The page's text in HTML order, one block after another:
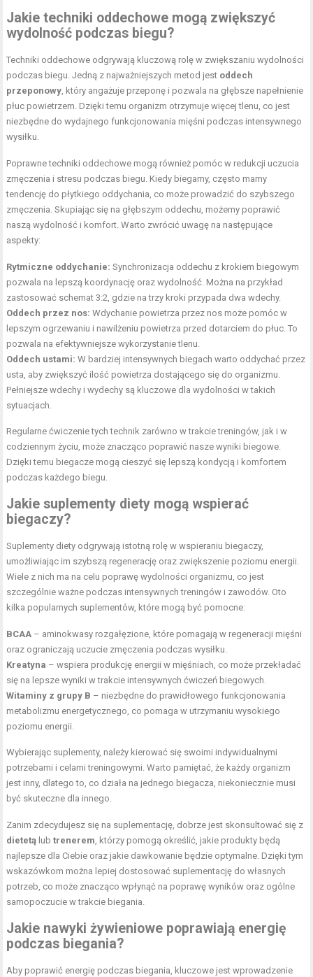
Jakie techniki oddechowe mogą zwiększyć
wydolność podczas biegu?
Techniki oddechowe odgrywają kluczową rolę w zwiększaniu wydolności
podczas biegu. Jedną z najważniejszych metod jest oddech
przeponowy, który angażuje przeponę i pozwala na głębsze napełnienie
płuc powietrzem. Dzięki temu organizm otrzymuje więcej tlenu, co jest
niezbędne do wydajnego funkcjonowania mięśni podczas intensywnego
wysiłku.
Poprawne techniki oddechowe mogą również pomóc w redukcji uczucia
zmęczenia i stresu podczas biegu. Kiedy biegamy, często mamy
tendencję do płytkiego oddychania, co może prowadzić do szybszego
zmęczenia. Skupiając się na głębszym oddechu, możemy poprawić
naszą wydolność i komfort. Warto zwrócić uwagę na następujące
aspekty:
Rytmiczne oddychanie: Synchronizacja oddechu z krokiem biegowym
pozwala na lepszą koordynację oraz wydolność. Można na przykład
zastosować schemat 3:2, gdzie na trzy kroki przypada dwa wdechy.
Oddech przez nos: Wdychanie powietrza przez nos może pomóc w
lepszym ogrzewaniu i nawilżeniu powietrza przed dotarciem do płuc. To
pozwala na efektywniejsze wykorzystanie tlenu.
Oddech ustami: W bardziej intensywnych biegach warto oddychać przez
usta, aby zwiększyć ilość powietrza dostającego się do organizmu.
Pełniejsze wdechy i wydechy są kluczowe dla wydolności w takich
sytuacjach.
Regularne ćwiczenie tych technik zarówno w trakcie treningów, jak i w
codziennym życiu, może znacząco poprawić nasze wyniki biegowe.
Dzięki temu biegacze mogą cieszyć się lepszą kondycją i komfortem
podczas każdego biegu.
Jakie suplementy diety mogą wspierać
biegaczy?
Suplementy diety odgrywają istotną rolę w wspieraniu biegaczy,
umożliwiając im szybszą regenerację oraz zwiększenie poziomu energii.
Wiele z nich ma na celu poprawę wydolności organizmu, co jest
szczególnie ważne podczas intensywnych treningów i zawodów. Oto
kilka popularnych suplementów, które mogą być pomocne:
BCAA – aminokwasy rozgałęzione, które pomagają w regeneracji mięśni
oraz ograniczają uczucie zmęczenia podczas wysiłku.
Kreatyna – wspiera produkcję energii w mięśniach, co może przekładać
się na lepsze wyniki w trakcie intensywnych ćwiczeń biegowych.
Witaminy z grupy B – niezbędne do prawidłowego funkcjonowania
metabolizmu energetycznego, co pomaga w utrzymaniu wysokiego
poziomu energii.
Wybierając suplementy, należy kierować się swoimi indywidualnymi
potrzebami i celami treningowymi. Warto pamiętać, że każdy organizm
jest inny, dlatego to, co działa na jednego biegacza, niekoniecznie musi
być skuteczne dla innego.
Zanim zdecydujesz się na suplementację, dobrze jest skonsultować się z
dietetą lubtrenerem, którzy pomogą określić, jakie produkty będą
najlepsze dla Ciebie oraz jakie dawkowanie będzie optymalne. Dzięki tym
wskazówkom można lepiej dostosować suplementację do własnych
potrzeb, co może znacząco wpłynąć na poprawę wyników oraz ogólne
samopoczucie w trakcie biegania.
Jakie nawyki żywieniowe poprawiają energię
podczas biegania?
Aby poprawić energię podczas biegania, kluczowe jest wprowadzenie